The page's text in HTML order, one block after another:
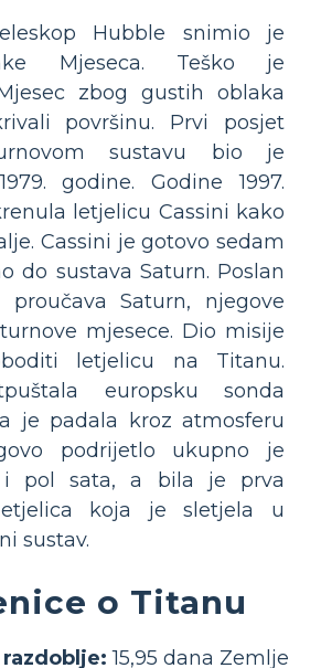
Hubble snimio je
Mjeseca. Teško je
zbog gustih oblaka
površinu. Prvi posjet
sustavu bio je
godine. Godine 1997.
letjelicu Cassini kako
Cassini je gotovo sedam
do sustava Saturn. Poslan
Saturn, njegove
mjesece. Dio misije
letjelicu na Titanu.
europsku sonda
je padala kroz atmosferu
podrijetlo ukupno je
i pol sata, a bila je prva
koja je sletjela u
sustav.
o Titanu
15,95 dana Zemlje